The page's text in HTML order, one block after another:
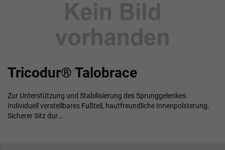
Tricodur® Talobrace
Zur Unterstützung und Stabilisierung des Sprunggelenkes.
Individuell verstellbares Fußteil, hautfreundliche Innenpolsterung.
Sicherer Sitz dur...
Anfang
der
springen